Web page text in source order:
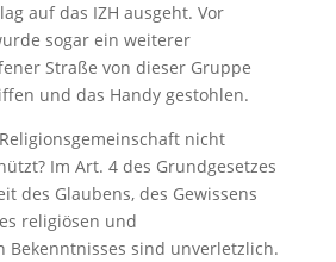
auf das IZH ausgeht. Vor
sogar ein weiterer
Straße von dieser Gruppe
und das Handy gestohlen.
nicht
Im Art. 4 des Grundgesetzes
des Glaubens, des Gewissens
religiösen und
Bekenntnisses sind unverletzlich.